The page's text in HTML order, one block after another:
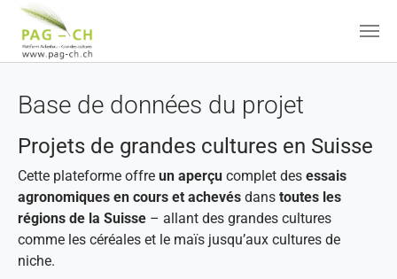
Base de données du projet
Projets de grandes cultures en Suisse
Cette plateforme offre un aperçu complet des essais
agronomiques en cours et achevés dans toutes les
régions de la Suisse – allant des grandes cultures
comme les céréales et le maïs jusqu’aux cultures de
niche.